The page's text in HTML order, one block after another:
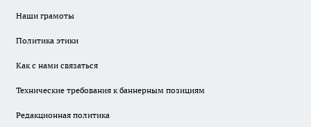
Наши грамоты
Политика этики
Как с нами связаться
Технические требования к баннерным позициям
Редакционная политика